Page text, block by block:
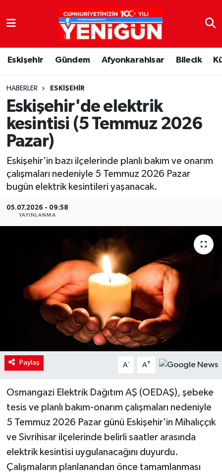
Eskişehir Gündem Afyonkarahisar Bilecik
HABERLER ESKIŞEHIR
Eskişehir'de elektrik
kesintisi (5 Temmuz 2026
Pazar)
Eskişehir'in bazı ilçelerinde planlı bakım ve onarım
çalışmaları nedeniyle 5 Temmuz 2026 Pazar
bugün elektrik kesintileri yaşanacak.
05.07.2026 - 09:58
YAYINLANMA
Paylaş A- A+
Osmangazi Elektrik Dağıtım AŞ (OEDAŞ), şebeke
tesis ve planlı bakım-onarım çalışmaları nedeniyle
5 Temmuz 2026 Pazar günü Eskişehir'in Mihalıççık
ve Sivrihisar ilçelerinde belirli saatler arasında
elektrik kesintisi uygulanacağını duyurdu.
Çalışmaların planlanandan önce tamamlanması
Nöbetçi Eczaneler
Hava Durumu
Trafik Durumu
Süper Lig Puan Durumu ve Fikstür
Tüm Manşetler
Son Dakika Haberleri
Haber Arşivi